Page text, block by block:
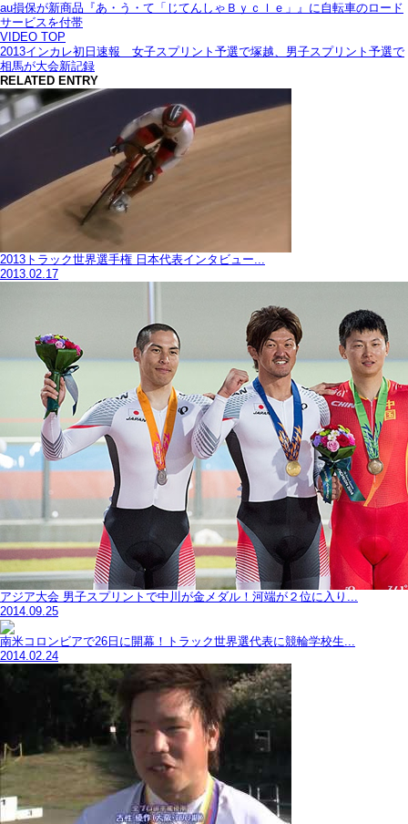
au損保が新商品『あ・う・て「じてんしゃＢｙｃｌｅ」』に自転車のロード
サービスを付帯
VIDEO TOP
2013インカレ初日速報 女子スプリント予選で塚越、男子スプリント予選で
相馬が大会新記録
RELATED ENTRY
2013トラック世界選手権 日本代表インタビュー...
2013.02.17
アジア大会 男子スプリントで中川が金メダル！河端が２位に入り...
2014.09.25
南米コロンビアで26日に開幕！トラック世界選代表に競輪学校生...
2014.02.24